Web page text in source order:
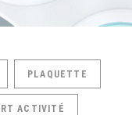
PLAQUETTE
ACTIVITÉ